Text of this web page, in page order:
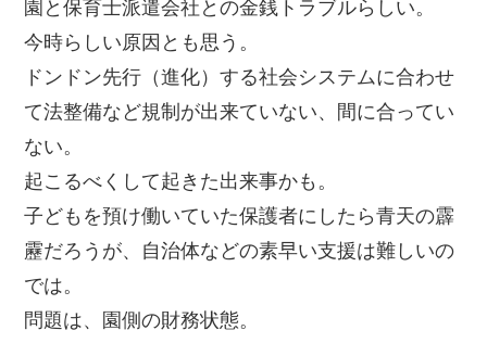
園と保育士派遣会社との金銭トラブルらしい。
今時らしい原因とも思う。
ドンドン先行（進化）する社会システムに合わせ
て法整備など規制が出来ていない、間に合ってい
ない。
起こるべくして起きた出来事かも。
子どもを預け働いていた保護者にしたら青天の霹
靂だろうが、自治体などの素早い支援は難しいの
では。
問題は、園側の財務状態。